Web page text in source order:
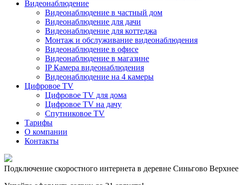
Видеонаблюдение
Видеонаблюдение в частный дом
Видеонаблюдение для дачи
Видеонаблюдение для коттеджа
Монтаж и обслуживание видеонаблюдения
Видеонаблюдение в офисе
Видеонаблюдение в магазине
IP Камера видеонаблюдения
Видеонаблюдение на 4 камеры
Цифровое TV
Цифровое TV для дома
Цифровое TV на дачу
Спутниковое TV
Тарифы
О компании
Контакты
Подключение скоростного интернета в деревне Синьгово Верхнее